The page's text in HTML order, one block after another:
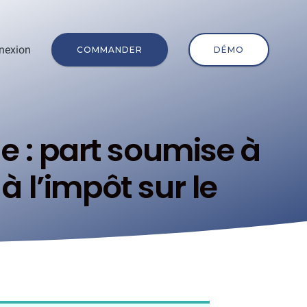
COMMANDER DÉMO
: part soumise à
l’impôt sur le